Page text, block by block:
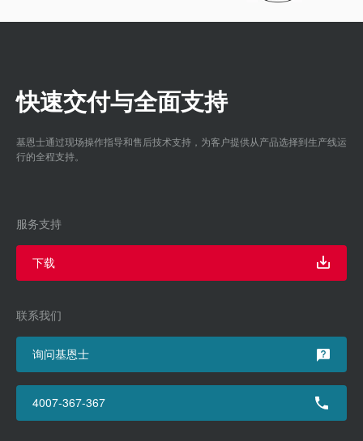
快速交付与全面支持
基恩士通过现场操作指导和售后技术支持，为客户提供从产品选择到生产线运
行的全程支持。
服务支持
下载
联系我们
询问基恩士
4007-367-367